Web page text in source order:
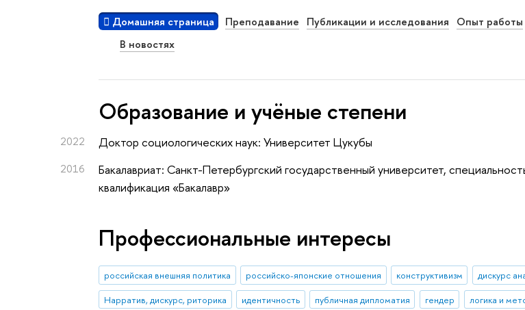
Домашняя страница Преподавание Публикации и исследования
Опыт работы
В новостях
Oбразование и учёные степени
2022 Доктор социологических наук: Университет Цукубы
2016
Бакалавриат: Санкт-Петербургский государственный университет,
квалификация «Бакалавр»
Профессиональные интересы
российская внешняя политика российско-японские отношения конструктивизм
дискурс
Нарратив, дискурс, риторика
идентичность публичная дипломатия гендер
логика и